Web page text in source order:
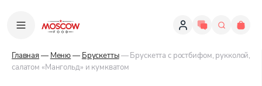
Главная — Меню— Брускетты— Брускетта с ростбифом, рукколой,
салатом «Мангольд» и кумкватом